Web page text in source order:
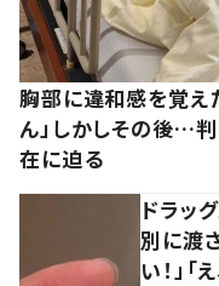
胸部に違和感を覚え
ん」しかしその後…
在に迫る
ドラッ
別に渡
い！」「